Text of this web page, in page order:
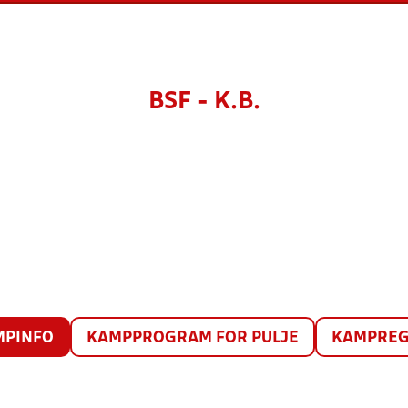
BSF - K.B.
KAMPPROGRAM FOR PULJE